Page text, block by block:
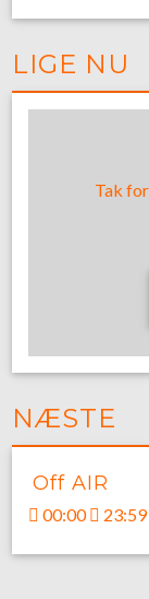
LIGE NU
Tak
NÆSTE
Off AIR
00:00 23:59